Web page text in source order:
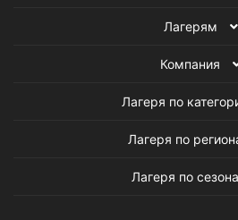
Лагерям
Компания
Лагеря по
Лагеря по
Лагеря по